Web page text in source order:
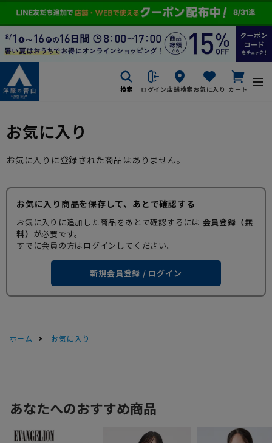
検索 ログイン店舗検索お気に入り カート
お気に入り
お気に入りに登録された商品はありません。
お気に入り商品を保存して、あとで確認する
お気に入りに追加した商品をあとで確認するには 会員登録（無
料） が必要です。
すでに会員の方はログインしてください。
新規会員登録 / ログイン
ホーム お気に入り